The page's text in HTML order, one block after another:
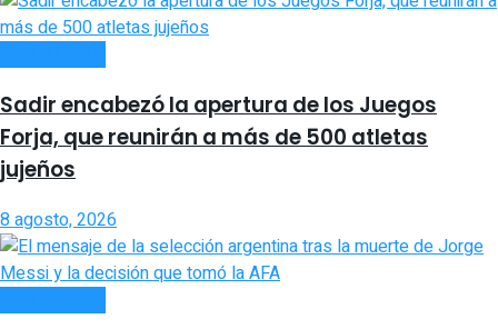
Sadir encabezó la apertura de los Juegos
Forja, que reunirán a más de 500 atletas
jujeños
8 agosto, 2026